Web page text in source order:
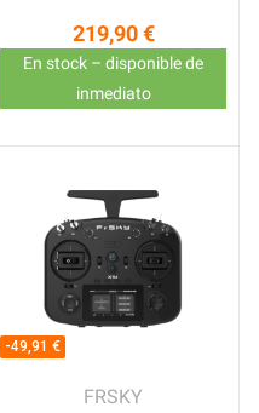
Precio
219,90 €
En stock – disponible de
inmediato
-49,91 €
FRSKY